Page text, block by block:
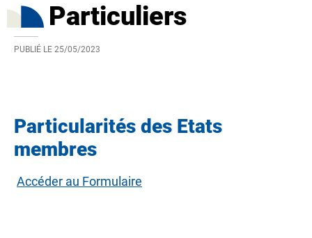
Particuliers
PUBLIÉ LE 25/05/2023
Particularités des Etats
membres
Accéder au Formulaire